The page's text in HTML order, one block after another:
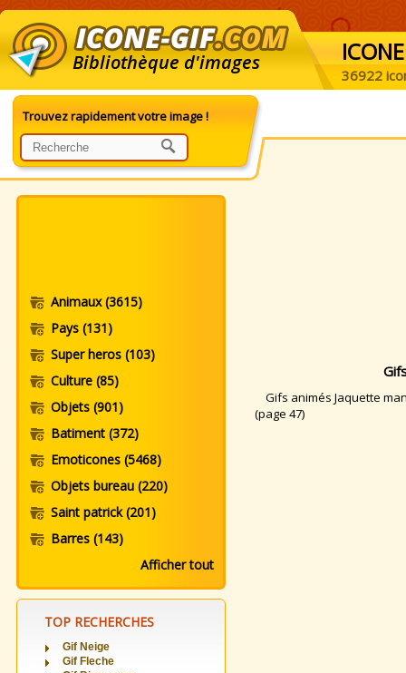
Bibliothèque d'images ICONE
36922
Trouvez rapidement votre image !
Animaux(3615)
Pays (131)
Super heros (103)
Culture (85)
Objets (901)
Batiment (372)
Emoticones (5468)
Objets bureau (220)
Saint patrick(201)
Barres (143)
Afficher tout
TOP RECHERCHES
Gif Neige
Gif Fleche
Gifs animés Jaquette
(page 47)